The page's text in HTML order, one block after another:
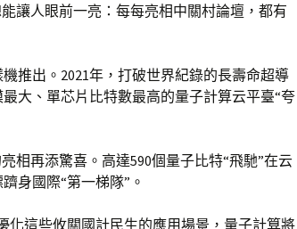
讓人眼前一亮：每每亮相中關村論壇，都有
推出。2021年，打破世界紀錄的長壽命超導
大、單芯片比特數最高的量子計算云平臺“夸
相再添驚喜。高達590個量子比特“飛馳”在云
身國際“第一梯隊”。
化這些攸關國計民生的應用場景，量子計算將